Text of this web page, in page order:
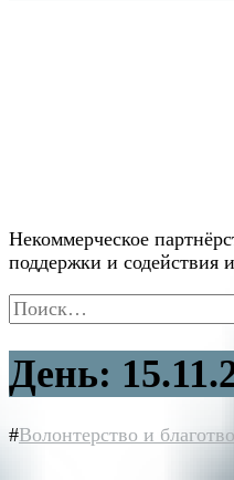
Некоммерческое
поддержки и содействия
Найти:
День:
#Волонтерство и